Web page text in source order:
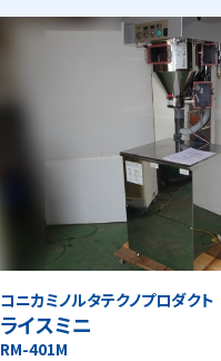
コニカミノルタテクノプロダクト
ライスミニ
RM-401M